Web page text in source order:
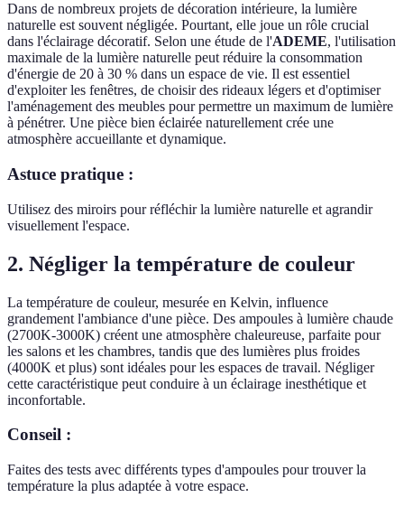
Dans de nombreux projets de décoration intérieure, la lumière
naturelle est souvent négligée. Pourtant, elle joue un rôle crucial
dans l'éclairage décoratif. Selon une étude de l'ADEME, l'utilisation
maximale de la lumière naturelle peut réduire la consommation
d'énergie de 20 à 30 % dans un espace de vie. Il est essentiel
d'exploiter les fenêtres, de choisir des rideaux légers et d'optimiser
l'aménagement des meubles pour permettre un maximum de lumière
à pénétrer. Une pièce bien éclairée naturellement crée une
atmosphère accueillante et dynamique.
Astuce pratique :
Utilisez des miroirs pour réfléchir la lumière naturelle et agrandir
visuellement l'espace.
2. Négliger la température de couleur
La température de couleur, mesurée en Kelvin, influence
grandement l'ambiance d'une pièce. Des ampoules à lumière chaude
(2700K-3000K) créent une atmosphère chaleureuse, parfaite pour
les salons et les chambres, tandis que des lumières plus froides
(4000K et plus) sont idéales pour les espaces de travail. Négliger
cette caractéristique peut conduire à un éclairage inesthétique et
inconfortable.
Conseil :
Faites des tests avec différents types d'ampoules pour trouver la
température la plus adaptée à votre espace.